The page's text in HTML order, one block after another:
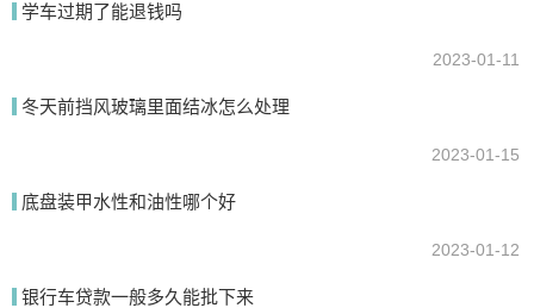
学车过期了能退钱吗
2023-01-11
冬天前挡风玻璃里面结冰怎么处理
2023-01-15
底盘装甲水性和油性哪个好
2023-01-12
银行车贷款一般多久能批下来